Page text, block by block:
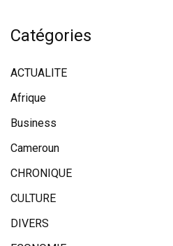
Catégories
ACTUALITE
Afrique
Business
Cameroun
CHRONIQUE
CULTURE
DIVERS